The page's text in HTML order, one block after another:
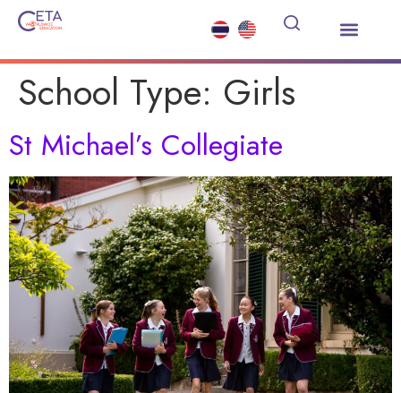
School Type: Girls
St Michael’s Collegiate